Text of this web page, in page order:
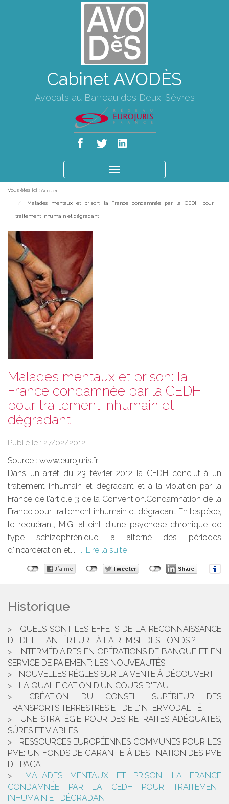
Cabinet AVODÈS
Avocats au Barreau des Deux-Sèvres
le
Vous êtes ici : Accueil
Malades mentaux et prison: la France condamnée par la CEDH pour
traitement inhumain et dégradant
Malades mentaux et prison: la
France condamnée par la CEDH
pour traitement inhumain et
dégradant
Publié le : 27/02/2012
Source : www.eurojuris.fr
Dans un arrêt du 23 février 2012 la CEDH conclut à un
traitement inhumain et dégradant et à la violation par la
France de l'article 3 de la Convention.Condamnation de la
France pour traitement inhumain et dégradant En l’espèce,
le requérant, M.G, atteint d'une psychose chronique de
type schizophrénique, a alterné des périodes
d'incarcération et...
Lire la suite
Historique
QUELS SONT LES EFFETS DE LA RECONNAISSANCE
DE DETTE ANTÉRIEURE À LA REMISE DES FONDS ?
INTERMÉDIAIRES EN OPÉRATIONS DE BANQUE ET EN
SERVICE DE PAIEMENT: LES NOUVEAUTÉS
NOUVELLES RÈGLES SUR LA VENTE À DÉCOUVERT
LA QUALIFICATION D'UN COURS D'EAU
CRÉATION DU CONSEIL SUPÉRIEUR DES
TRANSPORTS TERRESTRES ET DE L'INTERMODALITÉ
UNE STRATÉGIE POUR DES RETRAITES ADÉQUATES,
SÛRES ET VIABLES
RESSOURCES EUROPÉENNES COMMUNES POUR LES
PME: UN FONDS DE GARANTIE À DESTINATION DES PME
DE PACA
MALADES MENTAUX ET PRISON: LA FRANCE
CONDAMNÉE PAR LA CEDH POUR TRAITEMENT
INHUMAIN ET DÉGRADANT